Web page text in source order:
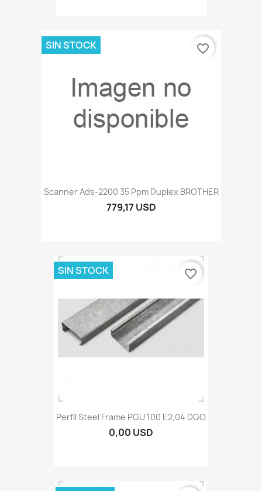
Scanner Ads-2200 35 Ppm Duplex BROTHER
779,17 USD
SIN STOCK favorite_border
Perfil Steel Frame PGU 100 E2,04 DGO
0,00 USD
SIN STOCK favorite_border